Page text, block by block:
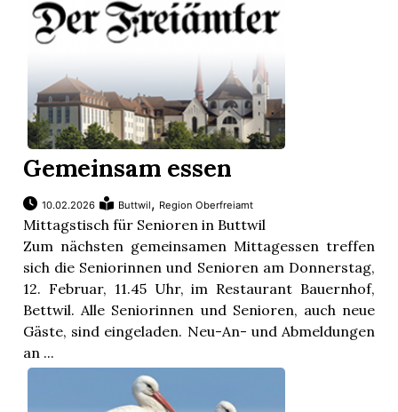
Gemeinsam essen
10.02.2026 Buttwil, Region Oberfreiamt
Mittagstisch für Senioren in Buttwil
Zum nächsten gemeinsamen Mittagessen treffen
sich die Seniorinnen und Senioren am Donnerstag,
12. Februar, 11.45 Uhr, im Restaurant Bauernhof,
Bettwil. Alle Seniorinnen und Senioren, auch neue
Gäste, sind eingeladen. Neu-An- und Abmeldungen
an ...